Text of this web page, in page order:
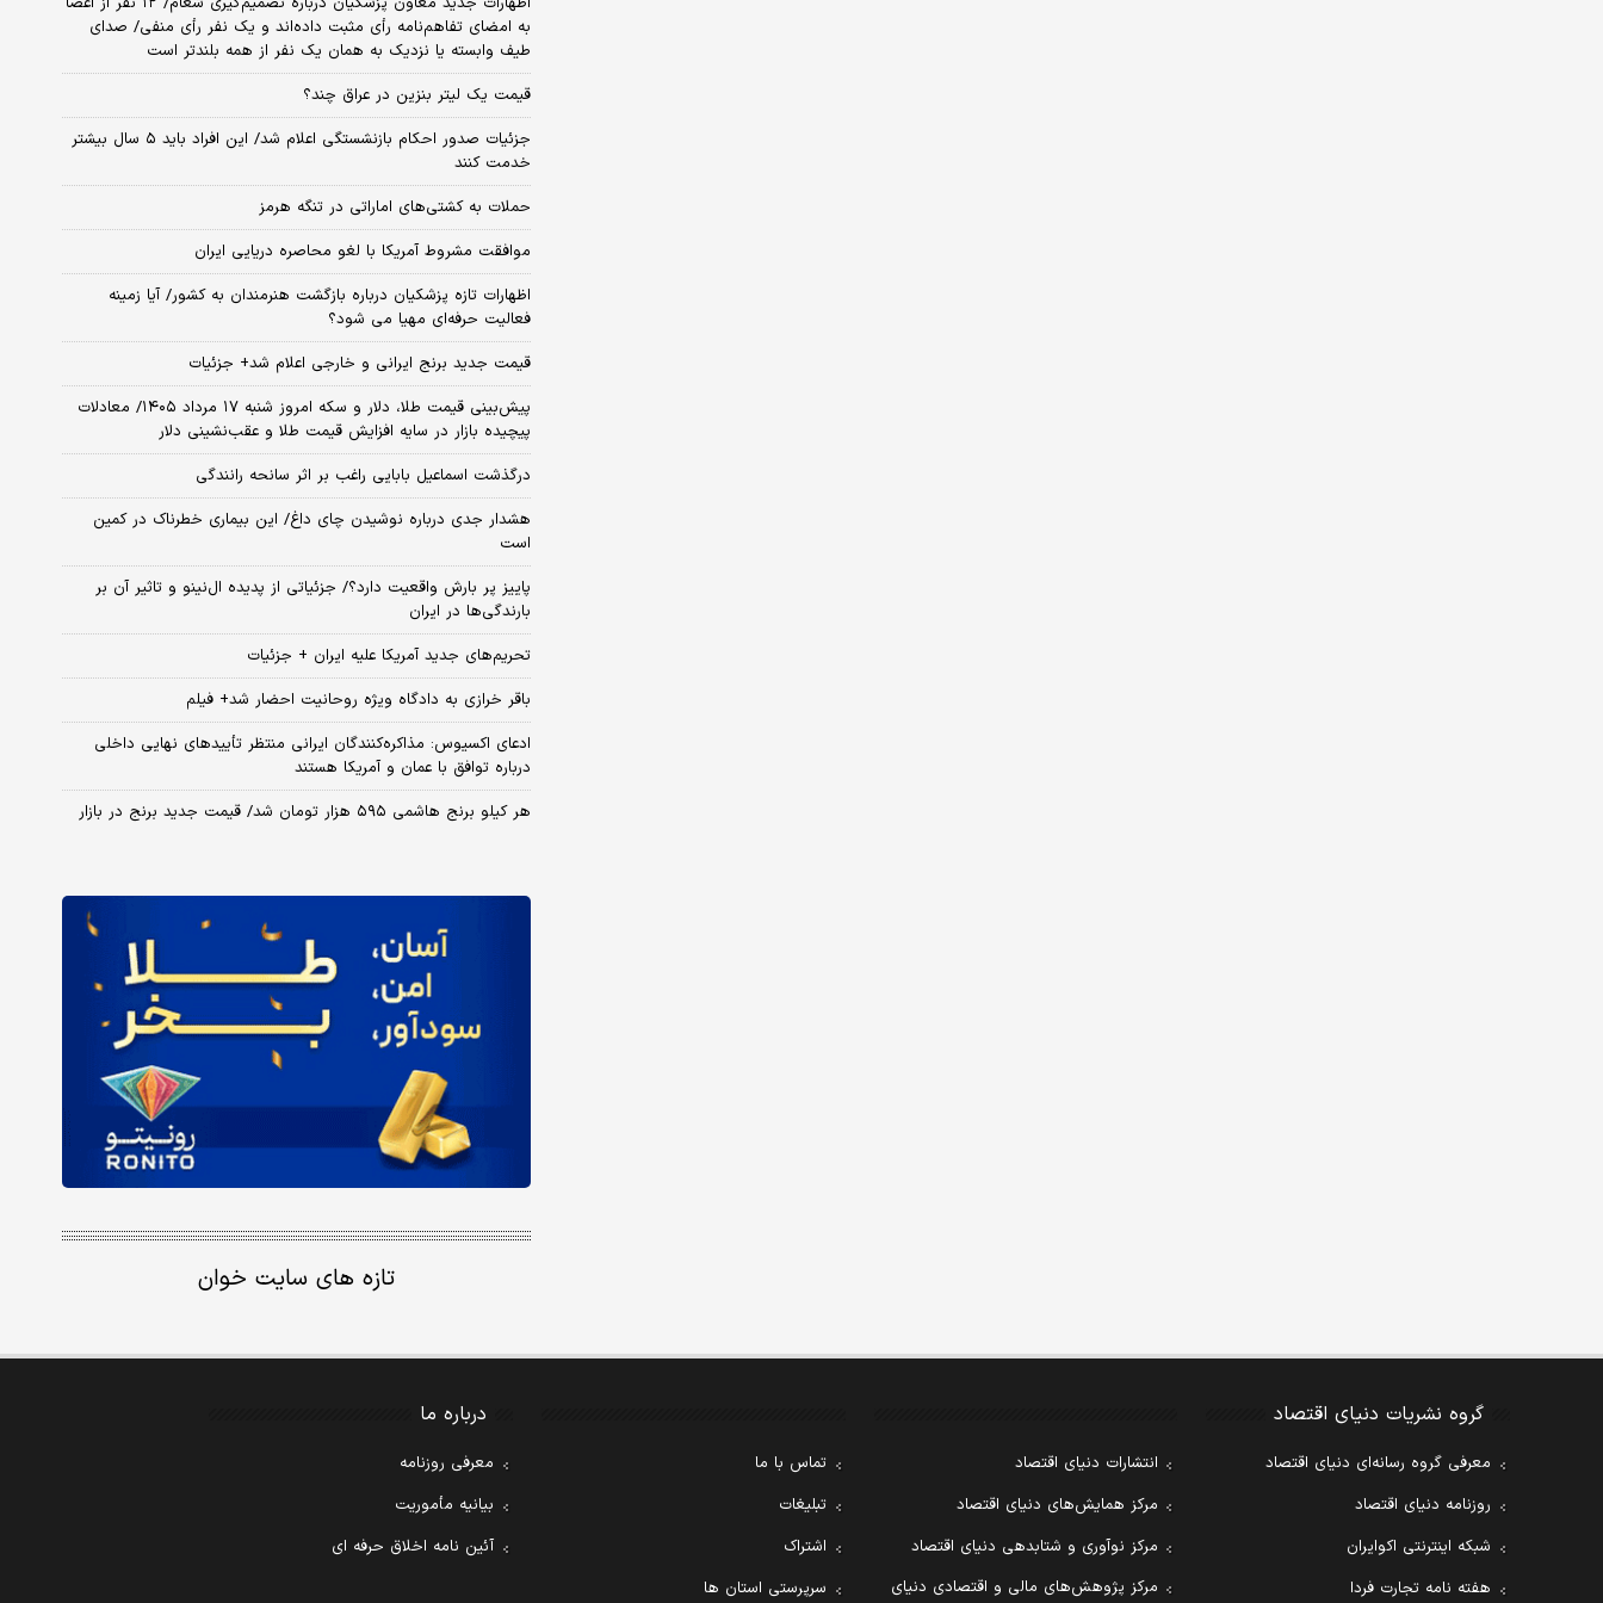
به امضای تفاهم‌نامه رأی مثبت داده‌اند و یک نفر رأی منفی/ صدای
طیف وابسته یا نزدیک به همان یک نفر از همه بلندتر است
قیمت یک لیتر بنزین در عراق چند؟
جزئیات صدور احکام بازنشستگی اعلام شد/ این افراد باید ۵ سال بیشتر
خدمت کنند
حملات به کشتی‌های اماراتی در تنگه هرمز
موافقت مشروط آمریکا با لغو محاصره دریایی ایران
اظهارات تازه پزشکیان درباره بازگشت هنرمندان به کشور/ آیا زمینه
فعالیت حرفه‌ای مهیا می شود؟
قیمت جدید برنج ایرانی و خارجی اعلام شد+ جزئیات
پیش‌بینی قیمت طلا، دلار و سکه امروز شنبه ۱۷ مرداد ۱۴۰۵/ معادلات
پیچیده بازار در سایه افزایش قیمت طلا و عقب‌نشینی دلار
درگذشت اسماعیل بابایی راغب بر اثر سانحه رانندگی
هشدار جدی درباره نوشیدن چای داغ/ این بیماری خطرناک در کمین
است
پاییز پر بارش واقعیت دارد؟/ جزئیاتی از پدیده ال‌نینو و تاثیر آن بر
بارندگی‌ها در ایران
تحریم‌های جدید آمریکا علیه ایران + جزئیات
باقر خرازی به دادگاه ویژه روحانیت احضار شد+ فیلم
ادعای اکسیوس: مذاکره‌کنندگان ایرانی منتظر تأییدهای نهایی داخلی
درباره توافق با عمان و آمریکا هستند
هر کیلو برنج هاشمی ۵۹۵ هزار تومان شد/ قیمت جدید برنج در بازار
تازه های سایت خوان
گروه نشریات دنیای اقتصاد
معرفی گروه رسانه‌ای دنیای اقتصاد
روزنامه دنیای اقتصاد
شبکه اینترنتی اکوایران
هفته نامه تجارت فردا
انتشارات دنیای اقتصاد
مرکز همایش‌های دنیای اقتصاد
مرکز نوآوری و شتابدهی دنیای اقتصاد
مرکز پژوهش‌های مالی و اقتصادی دنیای
تماس با ما
تبلیغات
اشتراک
سرپرستی استان ها
درباره ما
معرفی روزنامه
بیانیه مأموریت
آئین نامه اخلاق حرفه ای